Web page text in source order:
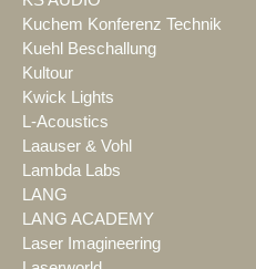
Kuchem Konferenz Technik
Kuehl Beschallung
Kultour
Kwick Lights
L-Acoustics
Laauser & Vohl
Lambda Labs
LANG
LANG ACADEMY
Laser Imagineering